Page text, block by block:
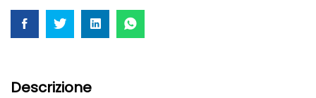
Descrizione